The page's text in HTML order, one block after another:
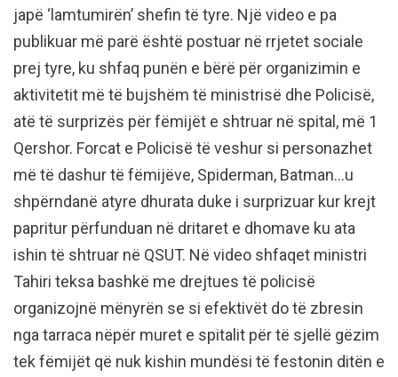
japë ‘lamtumirën’ shefin të tyre. Një video e pa
publikuar më parë është postuar në rrjetet sociale
prej tyre, ku shfaq punën e bërë për organizimin e
aktivitetit më të bujshëm të ministrisë dhe Policisë,
atë të surprizës për fëmijët e shtruar në spital, më 1
Qershor. Forcat e Policisë të veshur si personazhet
më të dashur të fëmijëve, Spiderman, Batman…u
shpërndanë atyre dhurata duke i surprizuar kur krejt
papritur përfunduan në dritaret e dhomave ku ata
ishin të shtruar në QSUT. Në video shfaqet ministri
Tahiri teksa bashkë me drejtues të policisë
organizojnë mënyrën se si efektivët do të zbresin
nga tarraca nëpër muret e spitalit për të sjellë gëzim
tek fëmijët që nuk kishin mundësi të festonin ditën e